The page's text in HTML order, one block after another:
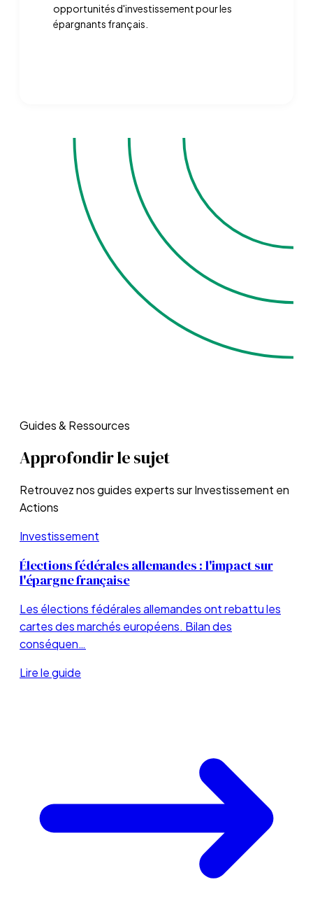
opportunités d'investissement pour les
épargnants français.
Guides & Ressources
Approfondir le sujet
Retrouvez nos guides experts surInvestissement en
Actions
Investissement
Élections fédérales allemandes : l'impact sur
l'épargne française
Les élections fédérales allemandes ont rebattu les
cartes des marchés européens. Bilan des
conséquen…
Lire le guide